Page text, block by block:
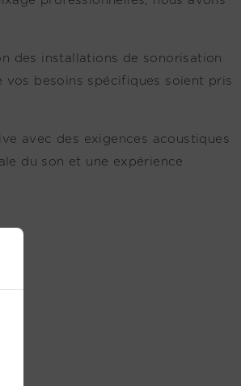
des installations de sonorisation
vos besoins spécifiques soient pris
avec des exigences acoustiques
du son et une expérience